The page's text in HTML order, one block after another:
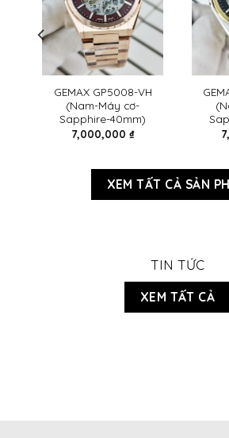
GEMAX GP5008-VH
(Nam-Máy cơ-
Sapphire-40mm)
7,000,000 ₫
XEM TẤT CẢ SẢN
TIN TỨC
XEM TẤT CẢ